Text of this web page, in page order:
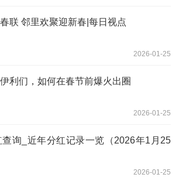
联 邻里欢聚迎新春|每日视点
2026-01-25
利们，如何在春节前爆火出圈
2026-01-25
询_近年分红记录一览（2026年1月25
2026-01-25